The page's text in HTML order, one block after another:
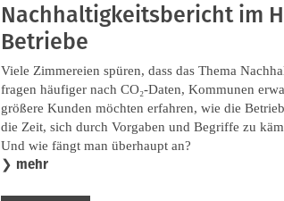
Nachhaltigkeitsbericht im
Betriebe
Viele Zimmereien spüren, dass das Thema
fragen häufiger nach CO₂-Daten, Kommunen
größere Kunden möchten erfahren, wie die
die Zeit, sich durch Vorgaben und Begriffe zu
Und wie fängt man überhaupt an?
❯ mehr